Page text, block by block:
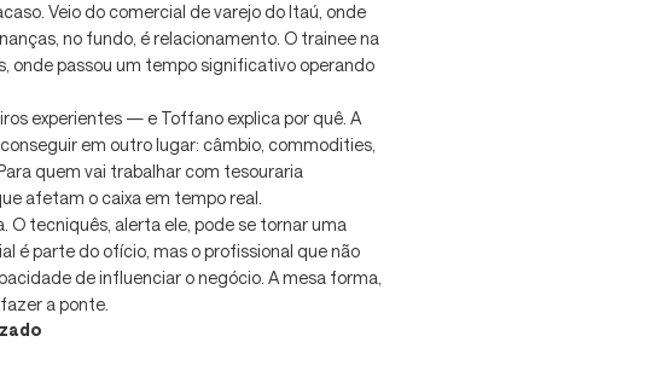
Veio do comercial de varejo do Itaú, onde
no fundo, é relacionamento. O trainee na
onde passou um tempo significativo operando
experientes — e Toffano explica por quê. A
em outro lugar: câmbio, commodities,
quem vai trabalhar com tesouraria
afetam o caixa em tempo real.
tecniquês, alerta ele, pode se tornar uma
é parte do ofício, mas o profissional que não
de influenciar o negócio. A mesa forma,
a ponte.